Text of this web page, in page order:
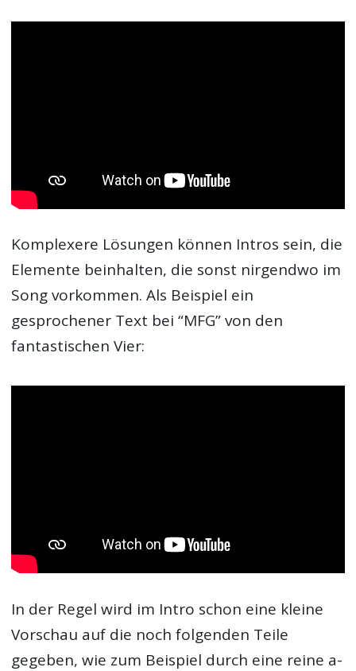
Komplexere Lösungen können Intros sein, die
Elemente beinhalten, die sonst nirgendwo im
Song vorkommen. Als Beispiel ein
gesprochener Text bei “MFG” von den
fantastischen Vier:
In der Regel wird im Intro schon eine kleine
Vorschau auf die noch folgenden Teile
gegeben, wie zum Beispiel durch eine reine a-